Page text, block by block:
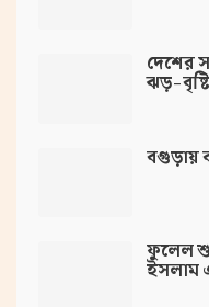
দেশের
ঝড়-
বগুড়ায়
ফুলেল
ইসলাম